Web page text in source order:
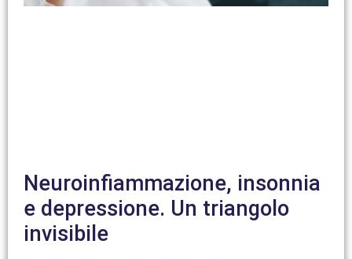
Neuroinfiammazione, insonnia
e depressione. Un triangolo
invisibile